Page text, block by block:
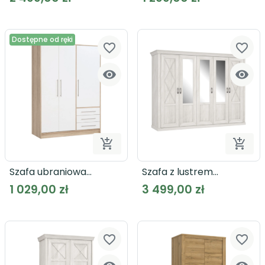
Dostępne od ręki


Dodaj do koszyka
favorite_border
Szafa ubraniowa
JUPITER JPTS84
1 029,00 zł


favorite_border
Szafa z lustrem
KASHMIR KSMS85
prowansalska
3 499,00 zł
favorite_border
favorite_border